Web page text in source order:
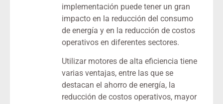
implementación puede tener un gran
impacto en la reducción del consumo
de energía y en la reducción de costos
operativos en diferentes sectores.
Utilizar motores de alta eficiencia tiene
varias ventajas, entre las que se
destacan el ahorro de energía, la
reducción de costos operativos, mayor